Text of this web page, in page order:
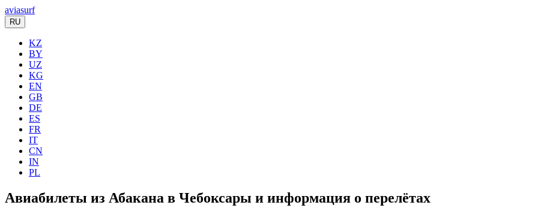
aviasurf
RU
KZ
BY
UZ
KG
EN
GB
DE
ES
FR
IT
CN
IN
PL
Авиабилеты из Абакана в Чебоксары и информация о перелётах